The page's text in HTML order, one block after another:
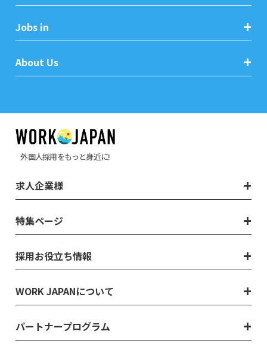
Jobs in
About Us
外国人採用をもっと身近に!
求人企業様
特集ページ
採用お役立ち情報
WORK JAPANについて
パートナープログラム